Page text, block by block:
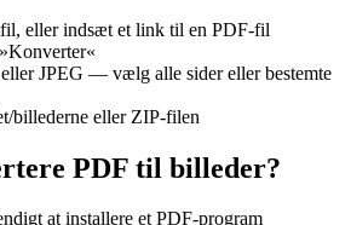
eller indsæt et link til en PDF-fil
JPEG — vælg alle sider eller bestemte
billederne eller ZIP-filen
PDF til billeder?
at installere et PDF-program